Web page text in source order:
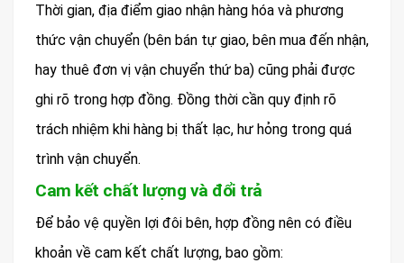
Thời gian, địa điểm giao nhận hàng hóa và phương
thức vận chuyển (bên bán tự giao, bên mua đến nhận,
hay thuê đơn vị vận chuyển thứ ba) cũng phải được
ghi rõ trong hợp đồng. Đồng thời cần quy định rõ
trách nhiệm khi hàng bị thất lạc, hư hỏng trong quá
trình vận chuyển.
Cam kết chất lượng và đổi trả
Để bảo vệ quyền lợi đôi bên, hợp đồng nên có điều
khoản về cam kết chất lượng, bao gồm: